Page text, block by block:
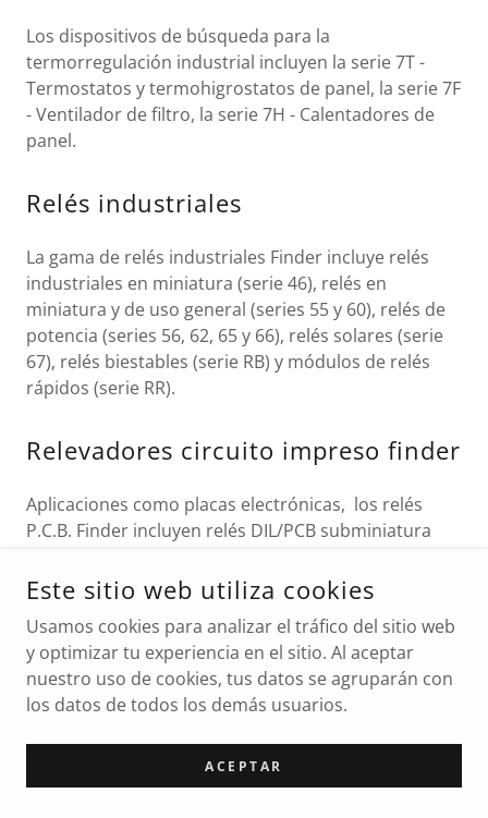
Los dispositivos de búsqueda para la
termorregulación industrial incluyen la serie 7T -
Termostatos y termohigrostatos de panel, la serie 7F
- Ventilador de filtro, la serie 7H - Calentadores de
panel.
Relés industriales
La gama de relés industriales Finder incluye relés
industriales en miniatura (serie 46), relés en
miniatura y de uso general (series 55 y 60), relés de
potencia (series 56, 62, 65 y 66), relés solares (serie
67), relés biestables (serie RB) y módulos de relés
rápidos (serie RR).
Relevadores circuito impreso finder
Aplicaciones como placas electrónicas, los relés
P.C.B. Finder incluyen relés DIL/PCB subminiatura
(serie 34), relés de PCB miniatura (series 36, 40 y 45),
Relés de estado sólido (SSR)
semiconductores sin partes móviles que son ideales
para aplicaciones con altos volúmenes de
Este sitio web utiliza cookies
Usamos cookies para analizar el tráfico del sitio web
y optimizar tu experiencia en el sitio. Al aceptar
nuestro uso de cookies, tus datos se agruparán con
los datos de todos los demás usuarios.
ACEPTAR